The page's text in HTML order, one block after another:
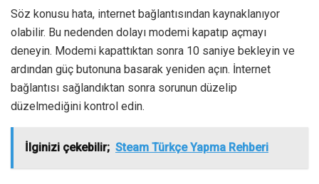
Söz konusu hata, internet bağlantısından kaynaklanıyor
olabilir. Bu nedenden dolayı modemi kapatıp açmayı
deneyin. Modemi kapattıktan sonra 10 saniye bekleyin ve
ardından güç butonuna basarak yeniden açın. İnternet
bağlantısı sağlandıktan sonra sorunun düzelip
düzelmediğini kontrol edin.
İlginizi çekebilir; Steam Türkçe Yapma Rehberi